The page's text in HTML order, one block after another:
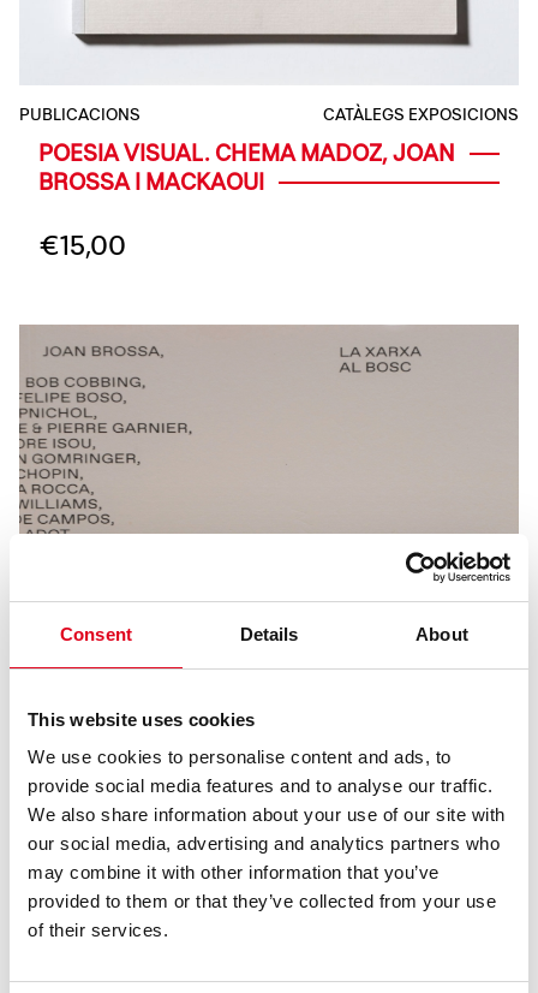
Consent Details About
This website uses cookies
We use cookies to personalise content and ads, to
provide social media features and to analyse our traffic.
We also share information about your use of our site with
our social media, advertising and analytics partners who
may combine it with other information that you’ve
provided to them or that they’ve collected from your use
of their services.
PUBLICACIONS CATÀLEGS EXPOSICIONS
POESIA VISUAL. CHEMA MADOZ, JOAN
BROSSA I MACKAOUI
€ 15,00